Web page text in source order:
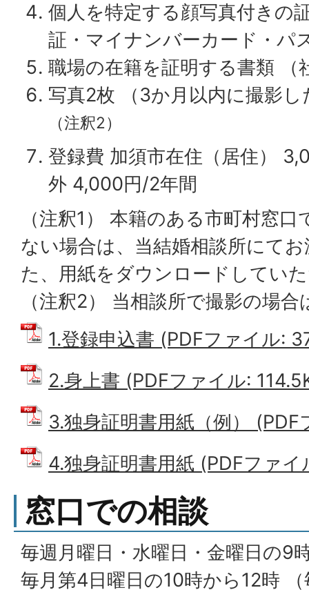
個人を特定する顔写真付きの
証・マイナンバーカード・パ
職場の在籍を証明する書類 （
写真2枚 （3か月以内に撮影
（注釈2）
登録費 加須市在住（居住）
外 4,000円/2年間
（注釈1） 本籍のある市町村窓
ない場合は、当結婚相談所にて
た、用紙をダウンロードしてい
（注釈2） 当相談所で撮影の場
1.登録申込書 (PDFファイル:
2.身上書 (PDFファイル:
3.独身証明書用紙（例）
4.独身証明書用紙 (PDFファ
窓口での相談
毎週月曜日・水曜日・金曜日の9
毎月第4日曜日の10時から12時